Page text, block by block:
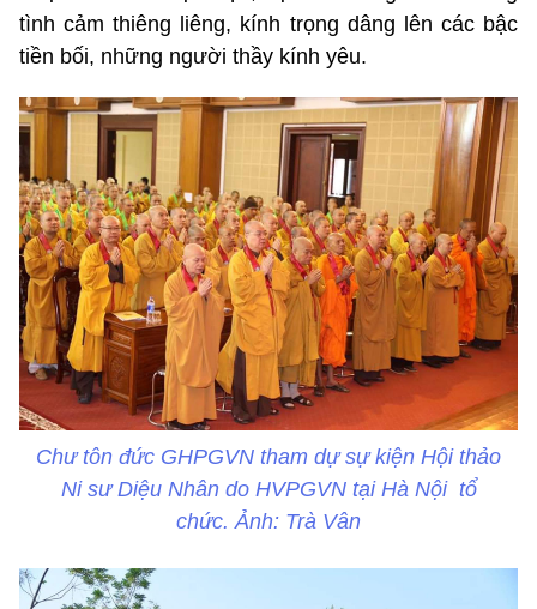
tình cảm thiêng liêng, kính trọng dâng lên các bậc
tiền bối, những người thầy kính yêu.
Chư tôn đức GHPGVN tham dự sự kiện Hội thảo
Ni sư Diệu Nhân do HVPGVN tại Hà Nội tổ
chức. Ảnh: Trà Vân